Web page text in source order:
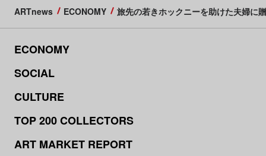
ARTnews ECONOMY 旅先の若きホックニーを助けた夫婦に
ECONOMY
SOCIAL
CULTURE
TOP 200 COLLECTORS
ART MARKET REPORT